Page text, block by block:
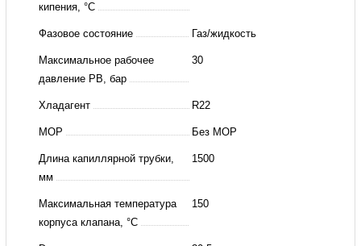
кипения, °C
Фазовое состояние Газ/жидкость
Максимальное рабочее
давление PB, бар
30
Хладагент R22
MOP Без MOP
Длина капиллярной трубки,
мм
1500
Максимальная температура
корпуса клапана, °C
150